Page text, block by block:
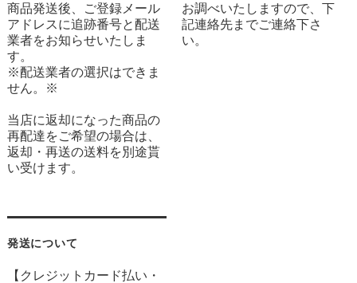
商品発送後、ご登録メール
アドレスに追跡番号と配送
業者をお知らせいたしま
す。
※配送業者の選択はできま
せん。※
当店に返却になった商品の
再配達をご希望の場合は、
返却・再送の送料を別途貰
い受けます。
発送について
【クレジットカード払い・
お調べいたしますので、下
記連絡先までご連絡下さ
い。